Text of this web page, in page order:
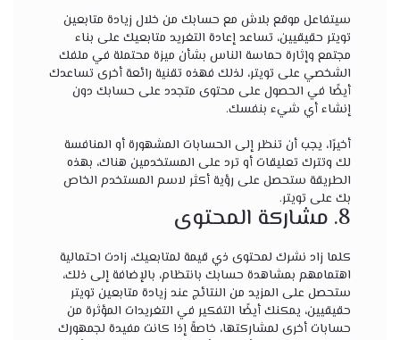
سيتفاعل موقع بلاش مع حسابك من خلال زيادة متابعين
تويتر حقيقيين، تساعد إعادة التغريد متابعيك على بناء
مجتمع وإثارة حماسة الناس بشأن ميزة محتملة في ملفك
الشخصي على تويتر، لذلك فهذه تقنية رائعة أخرى تساعدك
أيضًا في الحصول على محتوى متجدد على حسابك دون
إنشاء أي شيء بنفسك.
أخيرًا، يجب أن تنظر إلى الحسابات المشهورة أو المنافسة
لك وتترك تعليقات أو ترد على المستخدمين هناك، بهذه
الطريقة ستحصل على رؤية أكثر لاسم المستخدم الخاص
بك على تويتر.
8. مشاركة المحتوى
كلما زاد نشرك لمحتوى ذي قيمة لمتابعيك، زادت احتمالية
اهتمامهم بمشاهدة حسابك بانتظام، بالإضافة إلى ذلك،
ستحصل على المزيد من النتائج عند زيادة متابعين تويتر
حقيقيين، يمكنك أيضًا التفكير في التغريدات المؤثرة من
حسابات أخرى لمشاركتها، خاصةً إذا كانت مفيدة لجمهورك